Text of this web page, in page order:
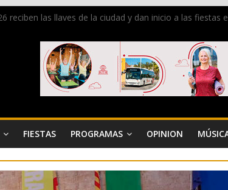
reciben las llaves de la ciudad y dan inicio a las fiestas
de Dénia más de 50.000 imágenes de la memoria visual
ambiente la calle Marqués de Campo con la recepción
reunirá durante agosto a figuras nacionales e
FIESTAS PROGRAMAS OPINION